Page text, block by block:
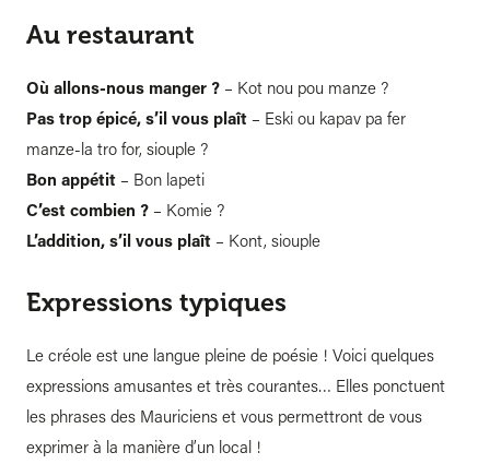
Au restaurant
Où allons-nous manger ? – Kot nou pou manze ?
Pas trop épicé, s’il vous plaît – Eski ou kapav pa fer
manze-la tro for, siouple ?
Bon appétit – Bon lapeti
C’est combien ? – Komie ?
L’addition, s’il vous plaît – Kont, siouple
Expressions typiques
Le créole est une langue pleine de poésie ! Voici quelques
expressions amusantes et très courantes… Elles ponctuent
les phrases des Mauriciens et vous permettront de vous
exprimer à la manière d’un local !